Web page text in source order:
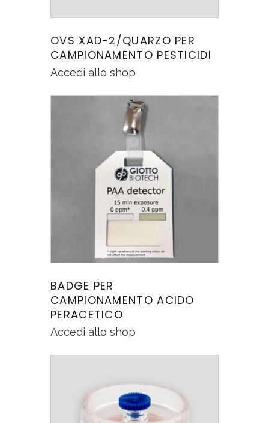
OVS XAD-2/QUARZO PER
CAMPIONAMENTO PESTICIDI
Accedi allo shop
BADGE PER
CAMPIONAMENTO ACIDO
PERACETICO
Accedi allo shop